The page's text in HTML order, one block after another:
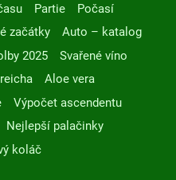
Partie
Počasí
začátky
Auto – katalog
2025
Svařené víno
Aloe vera
Výpočet ascendentu
Nejlepší palačinky
koláč